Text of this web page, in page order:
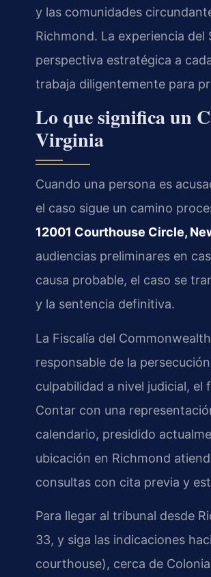
y las comunidades
Richmond. La experiencia
perspectiva estratégica a
trabaja diligentemente para
Lo que significa un
Virginia
Cuando una persona es
el caso sigue un camino
12001 Courthouse Circle,
audiencias preliminares en
causa probable, el caso se
y la sentencia definitiva.
La Fiscalía del
responsable de la
culpabilidad a nivel judicial,
Contar con una
calendario, presidido
ubicación en Richmond
consultas con cita previa y
Para llegar al tribunal desde
33, y siga las indicaciones
courthouse), cerca de